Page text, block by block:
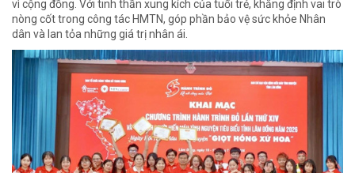
vì cộng đồng. Với tinh thần xung kích của tuổi trẻ, khẳng định vai trò
nòng cốt trong công tác HMTN, góp phần bảo vệ sức khỏe Nhân
dân và lan tỏa những giá trị nhân ái.